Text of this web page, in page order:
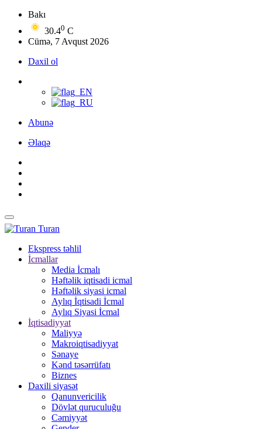
Bakı
30.40 C
Cümə, 7 Avqust 2026
Daxil ol
Abunə
Əlaqə
Turan
Ekspress təhlil
İcmallar
Media İcmalı
Həftəlik iqtisadi icmal
Həftəlik siyasi icmal
Aylıq İqtisadi İcmal
Aylıq Siyasi İcmal
İqtisadiyyat
Maliyyə
Makroiqtisadiyyat
Sənaye
Kənd təsərrüfatı
Biznes
Daxili siyasət
Qanunvericilik
Dövlət quruculuğu
Cəmiyyət